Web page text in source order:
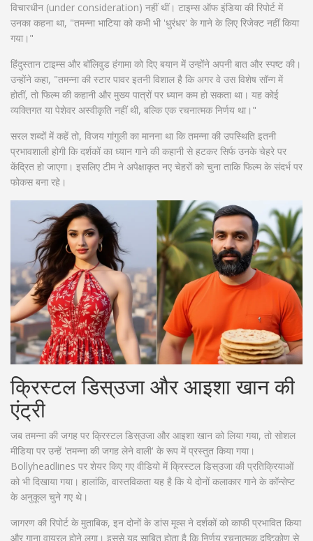
विचारधीन (under consideration) नहीं थीं। टाइम्स ऑफ इंडिया की रिपोर्ट में
उनका कहना था, "तमन्ना भाटिया को कभी भी 'धुरंधर' के गाने के लिए रिजेक्ट नहीं किया
गया।"
हिंदुस्तान टाइम्स और बॉलिवुड हंगामा को दिए बयान में उन्होंने अपनी बात और स्पष्ट की।
उन्होंने कहा, "तमन्ना की स्टार पावर इतनी विशाल है कि अगर वे उस विशेष सॉन्ग में
होतीं, तो फिल्म की कहानी और मुख्य पात्रों पर ध्यान कम हो सकता था। यह कोई
व्यक्तिगत या पेशेवर अस्वीकृति नहीं थी, बल्कि एक रचनात्मक निर्णय था।"
सरल शब्दों में कहें तो, विजय गांगुली का मानना था कि तमन्ना की उपस्थिति इतनी
प्रभावशाली होगी कि दर्शकों का ध्यान गाने की कहानी से हटकर सिर्फ उनके चेहरे पर
केंद्रित हो जाएगा। इसलिए टीम ने अपेक्षाकृत नए चेहरों को चुना ताकि फिल्म के संदर्भ पर
फोकस बना रहे।
क्रिस्टल डिस्उजा और आइशा खान की
एंट्री
जब तमन्ना की जगह पर क्रिस्टल डिस्उजा और आइशा खान को लिया गया, तो सोशल
मीडिया पर उन्हें 'तमन्ना की जगह लेने वाली' के रूप में प्रस्तुत किया गया।
Bollyheadlines पर शेयर किए गए वीडियो में क्रिस्टल डिस्उजा की प्रतिक्रियाओं
को भी दिखाया गया। हालांकि, वास्तविकता यह है कि ये दोनों कलाकार गाने के कॉन्सेप्ट
के अनुकूल चुने गए थे।
जागरण की रिपोर्ट के मुताबिक, इन दोनों के डांस मूव्स ने दर्शकों को काफी प्रभावित किया
और गाना वायरल होने लगा। इससे यह साबित होता है कि निर्णय रचनात्मक दृष्टिकोण से